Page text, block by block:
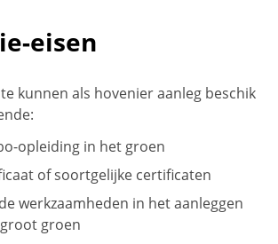
eisen
kunnen als hovenier aanleg beschik
opleiding in het groen
of soortgelijke certificaten
werkzaamheden in het aanleggen
groen